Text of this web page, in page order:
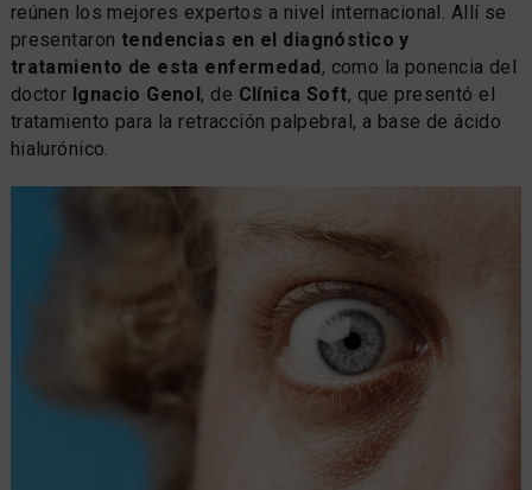
reúnen los mejores expertos a nivel internacional. Allí se
presentaron tendencias en el diagnóstico y
tratamiento de esta enfermedad , como la ponencia del
doctor Ignacio Genol, de Clínica Soft, que presentó el
tratamiento para la retracción palpebral, a base de ácido
hialurónico.